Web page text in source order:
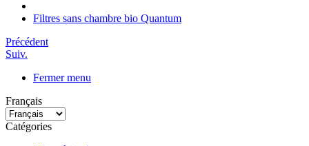
Filtres sans chambre bio Quantum
Précédent
Suiv.
Fermer menu
Français
Catégories